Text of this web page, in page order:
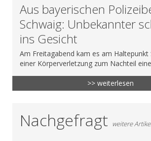
Aus bayerischen
Schwaig: Unbekannter
ins Gesicht
Am Freitagabend kam es am Haltepunkt
einer Körperverletzung zum Nachteil
>> weiterlesen
Nachgefragt weitere